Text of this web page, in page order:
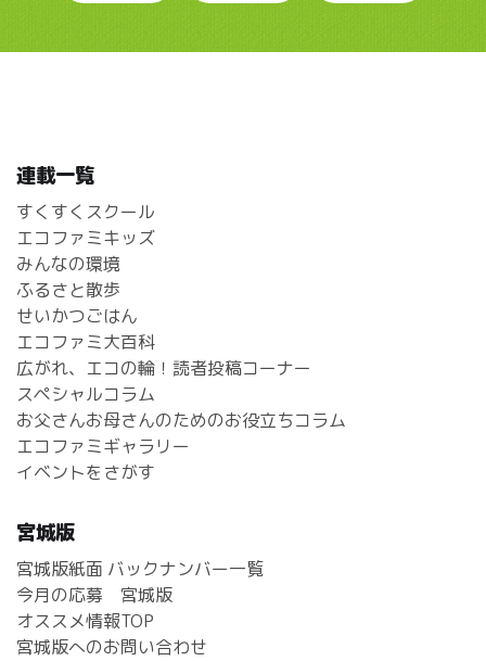
連載一覧
すくすくスクール
エコファミキッズ
みんなの環境
ふるさと散歩
せいかつごはん
エコファミ大百科
広がれ、エコの輪！読者投稿コーナー
スペシャルコラム
お父さんお母さんのためのお役立ちコラム
エコファミギャラリー
イベントをさがす
宮城版
宮城版紙面 バックナンバー一覧
今月の応募 宮城版
オススメ情報TOP
宮城版へのお問い合わせ